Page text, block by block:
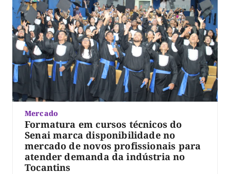
Mercado
Formatura em cursos técnicos do
Senai marca disponibilidade no
mercado de novos profissionais para
atender demanda da indústria no
Tocantins